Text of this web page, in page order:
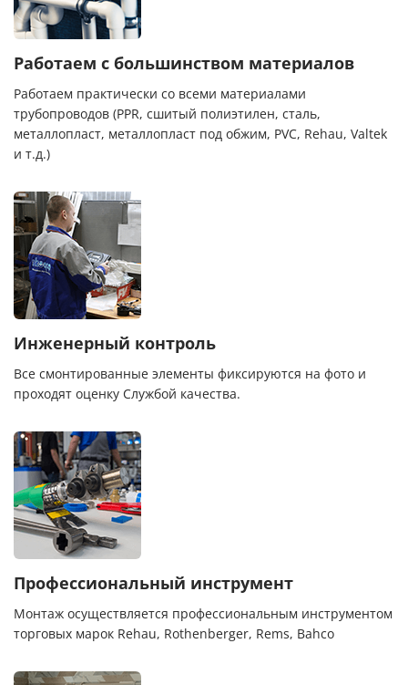
Работаем с большинством материалов
Работаем практически со всеми материалами
трубопроводов (PPR, сшитый полиэтилен, сталь,
металлопласт, металлопласт под обжим, PVC, Rehau, Valtek
и т.д.)
Инженерный контроль
Все смонтированные элементы фиксируются на фото и
проходят оценку Службой качества.
Профессиональный инструмент
Монтаж осуществляется профессиональным инструментом
торговых марок Rehau, Rothenberger, Rems, Bahco